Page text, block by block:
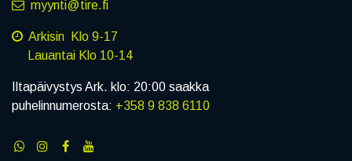
myynti@tire.fi
Arkisin Klo 9-17
Lauantai Klo 10-14
Iltapäivystys Ark. klo: 20:00 saakka
puhelinnumerosta: +358 9 838 6110